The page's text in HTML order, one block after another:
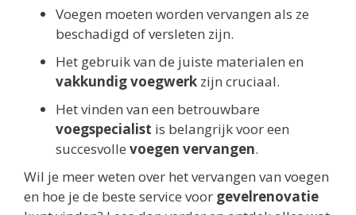
Voegen moeten worden vervangen als ze
beschadigd of versleten zijn.
Het gebruik van de juiste materialen en
vakkundig voegwerk zijn cruciaal.
Het vinden van een betrouwbare
voegspecialist is belangrijk voor een
succesvolle voegen vervangen.
Wil je meer weten over het vervangen van voegen
en hoe je de beste service voor gevelrenovatie